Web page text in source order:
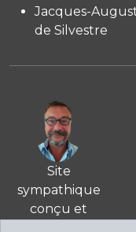
Jacques-
de Silvestre
Site
sympathique
conçu et